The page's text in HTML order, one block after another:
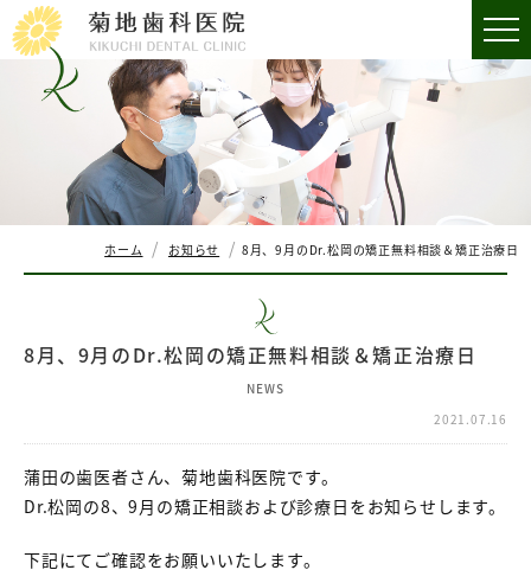
ホーム お知らせ 8月、9月のDr.松岡の矯正無料相談＆矯正治療日
8月、9月のDr.松岡の矯正無料相談＆矯正治療日
NEWS
2021.07.16
蒲田の歯医者さん、菊地歯科医院です。
Dr.松岡の8、9月の矯正相談および診療日をお知らせします。
下記にてご確認をお願いいたします。